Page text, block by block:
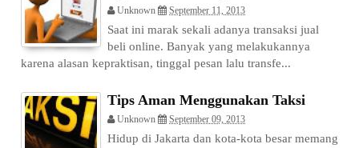
Unknown September 11, 2013
Saat ini marak sekali adanya transaksi jual
beli online. Banyak yang melakukannya
karena alasan kepraktisan, tinggal pesan lalu transfe...
Tips Aman Menggunakan Taksi
Unknown September 09, 2013
Hidup di Jakarta dan kota-kota besar memang